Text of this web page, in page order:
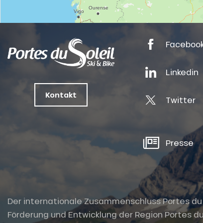
Kontakt
Linkedin
Twitter
Presse
Der internationale Zusammenschluss Portes
Förderung und Entwicklung der Region Portes